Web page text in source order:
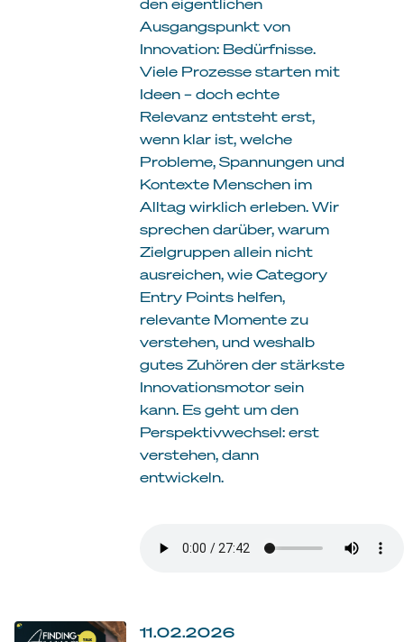
Ausgangspunkt von
Innovation: Bedürfnisse.
Viele Prozesse starten mit
Ideen – doch echte
Relevanz entsteht erst,
wenn klar ist, welche
Probleme, Spannungen und
Kontexte Menschen im
Alltag wirklich erleben. Wir
sprechen darüber, warum
Zielgruppen allein nicht
ausreichen, wie Category
Entry Points helfen,
relevante Momente zu
verstehen, und weshalb
gutes Zuhören der stärkste
Innovationsmotor sein
kann. Es geht um den
Perspektivwechsel: erst
verstehen, dann
entwickeln.
11.02.2026